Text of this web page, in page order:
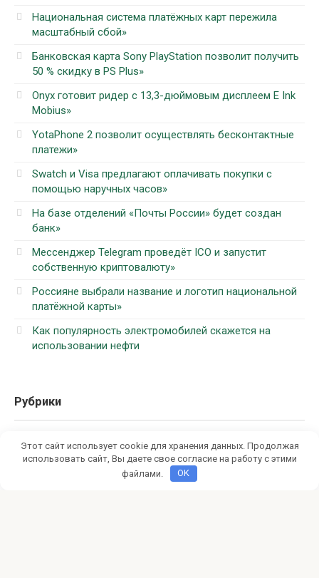
Национальная система платёжных карт пережила
масштабный сбой»
Банковская карта Sony PlayStation позволит получить
50 % скидку в PS Plus»
Onyx готовит ридер с 13,3-дюймовым дисплеем E Ink
Mobius»
YotaPhone 2 позволит осуществлять бесконтактные
платежи»
Swatch и Visa предлагают оплачивать покупки с
помощью наручных часов»
На базе отделений «Почты России» будет создан
банк»
Мессенджер Telegram проведёт ICO и запустит
собственную криптовалюту»
Россияне выбрали название и логотип национальной
платёжной карты»
Как популярность электромобилей скажется на
использовании нефти
Рубрики
Бизнес и финансы
Этот сайт использует cookie для хранения данных. Продолжая
использовать сайт, Вы даете свое согласие на работу с этими
файлами.
OK